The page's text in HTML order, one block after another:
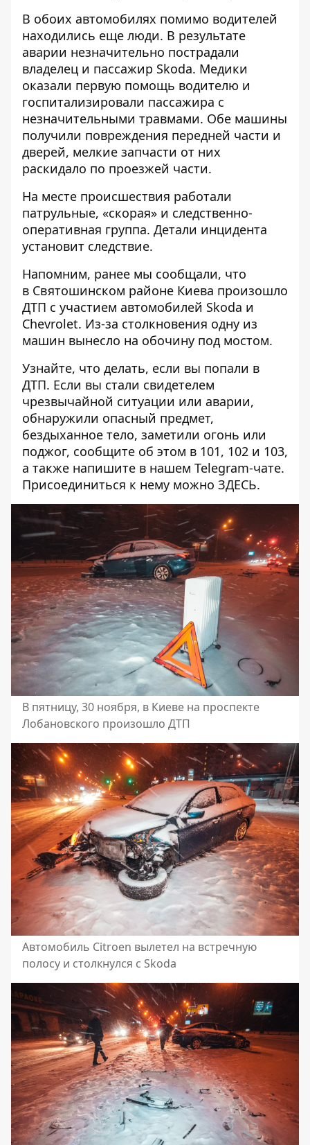
В обоих автомобилях помимо водителей
находились еще люди. В результате
аварии незначительно пострадали
владелец и пассажир Skoda. Медики
оказали первую помощь водителю и
госпитализировали пассажира с
незначительными травмами. Обе машины
получили повреждения передней части и
дверей, мелкие запчасти от них
раскидало по проезжей части.
На месте происшествия работали
патрульные, «скорая» и следственно-
оперативная группа. Детали инцидента
установит следствие.
Напомним, ранее мы сообщали, что
в Святошинском районе Киева произошло
ДТП с участием автомобилей Skoda и
Chevrolet. Из-за столкновения одну из
машин вынесло на обочину под мостом.
Узнайте, что делать, если вы попали в
ДТП. Если вы стали свидетелем
чрезвычайной ситуации или аварии,
обнаружили опасный предмет,
бездыханное тело, заметили огонь или
поджог, сообщите об этом в 101, 102 и 103,
а также напишите в нашем Telegram-чате.
Присоединиться к нему можно ЗДЕСЬ.
В пятницу, 30 ноября, в Киеве на проспекте
Лобановского произошло ДТП
Автомобиль Citroen вылетел на встречную
полосу и столкнулся с Skoda